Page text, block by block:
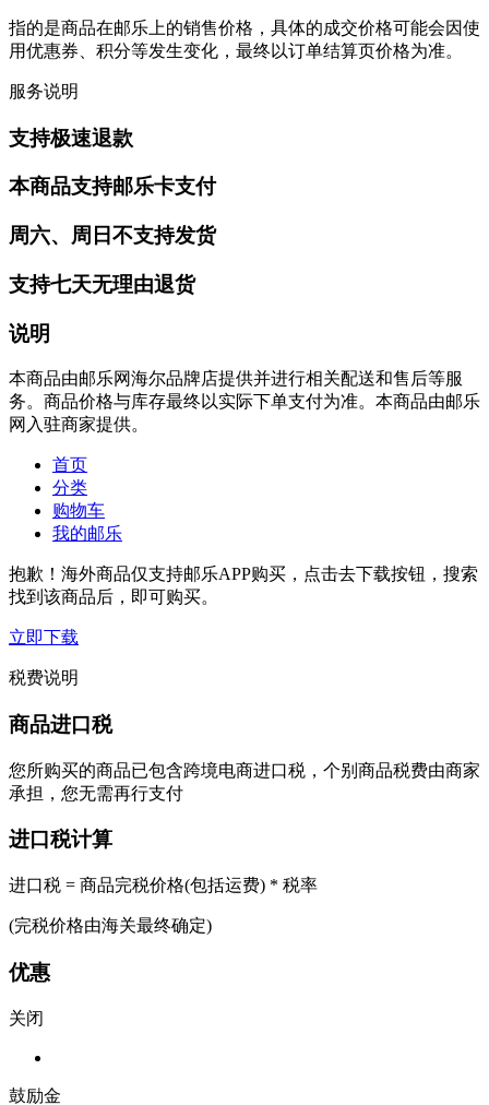
指的是商品在邮乐上的销售价格，具体的成交价格可能会因使
用优惠券、积分等发生变化，最终以订单结算页价格为准。
服务说明
支持极速退款
本商品支持邮乐卡支付
周六、周日不支持发货
支持七天无理由退货
说明
本商品由邮乐网海尔品牌店提供并进行相关配送和售后等服
务。商品价格与库存最终以实际下单支付为准。本商品由邮乐
网入驻商家提供。
首页
分类
购物车
我的邮乐
抱歉！海外商品仅支持邮乐APP购买，点击去下载按钮，搜索
找到该商品后，即可购买。
立即下载
税费说明
商品进口税
您所购买的商品已包含跨境电商进口税，个别商品税费由商家
承担，您无需再行支付
进口税计算
进口税 = 商品完税价格(包括运费) * 税率
(完税价格由海关最终确定)
优惠
关闭
鼓励金